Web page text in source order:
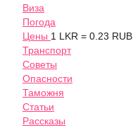
Виза
Погода
Цены 1 LKR = 0.23 RUB
Транспорт
Советы
Опасности
Таможня
Статьи
Рассказы